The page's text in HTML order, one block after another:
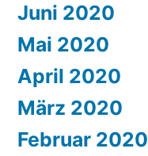
Juni 2020
Mai 2020
April 2020
März 2020
Februar 2020